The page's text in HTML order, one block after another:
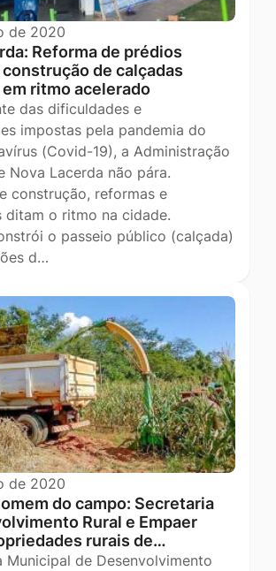
de 2020
Reforma de prédios
de calçadas
ritmo acelerado
das dificuldades e
impostas pela pandemia do
(Covid-19), a Administração
Nova Lacerda não pára.
construção, reformas e
ditam o ritmo na cidade.
o passeio público (calçada)
d…
de 2020
do campo: Secretaria
Rural e Empaer
rurais de…
Municipal de Desenvolvimento